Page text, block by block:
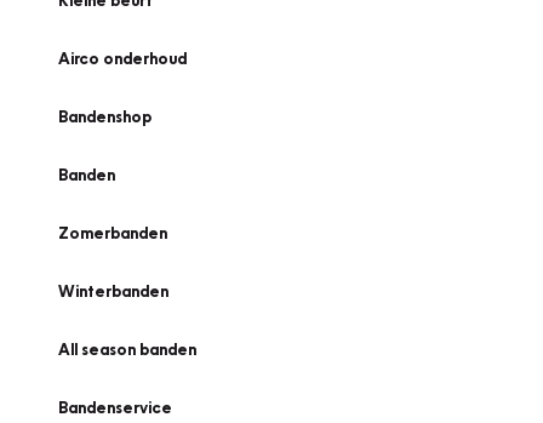
Airco onderhoud
Bandenshop
Banden
Zomerbanden
Winterbanden
All season banden
Bandenservice